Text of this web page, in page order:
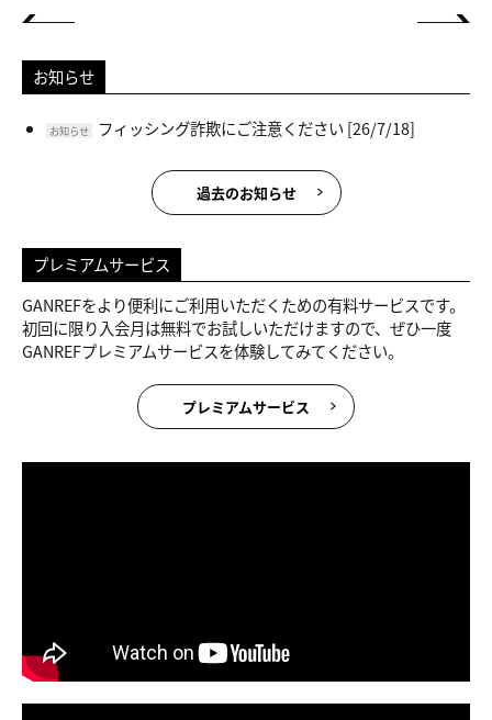
お知らせ
お知らせ フィッシング詐欺にご注意ください[26/7/18]
過去のお知らせ
プレミアムサービス
GANREFをより便利にご利用いただくための有料サービスです。
初回に限り入会月は無料でお試しいただけますので、ぜひ一度
GANREFプレミアムサービスを体験してみてください。
プレミアムサービス